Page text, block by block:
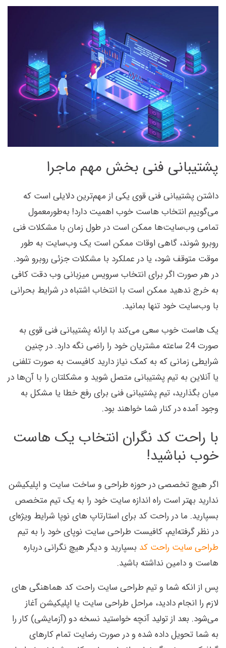
پشتیبانی فنی بخش مهم ماجرا
داشتن پشتیبانی فنی قوی یکی از مهم‌ترین دلایلی است که
می‌گوییم انتخاب هاست خوب اهمیت دارد! به‌طورمعمول
تمامی وب‌سایت‌ها ممکن است در طول زمان با مشکلات فنی
روبرو شوند، گاهی اوقات ممکن است یک وب‌سایت به طور
موقت متوقف شود، یا در عملکرد با مشکلات جزئی روبرو شود.
در هر صورت اگر برای انتخاب سرویس میزبانی وب دقت کافی
به خرج ندهید ممکن است با انتخاب اشتباه در شرایط بحرانی
با وب‌سایت خود تنها بمانید.
یک هاست خوب سعی می‌کند با ارائه پشتیبانی فنی قوی به
صورت 24 ساعته مشتریان خود را راضی نگه دارد. در چنین
شرایطی زمانی که به کمک نیاز دارید کافیست به صورت تلفنی
یا آنلاین به تیم پشتیبانی متصل شوید و مشکلتان را با آن‌ها در
میان بگذارید، تیم پشتیبانی فنی برای رفع خطا یا مشکل به
وجود آمده در کنار شما خواهند بود.
با راحت کد نگران انتخاب یک هاست
خوب نباشید!
اگر هیچ تخصصی در حوزه طراحی و ساخت سایت و اپلیکیشن
ندارید بهتر است راه اندازه سایت خود را به یک تیم متخصص
بسپارید. ما در راحت کد برای استارتاپ های نوپا شرایط ویژه‌ای
در نظر گرفته‌ایم، کافیست طراحی سایت نوپای خود را به تیم
طراحی سایت راحت کد بسپارید و دیگر هیچ نگرانی درباره
هاست و دامین نداشته باشید.
پس از انکه شما و تیم طراحی سایت راحت کد هماهنگی های
لازم را انجام دادید، مراحل طراحی سایت یا اپلیکیشن آغاز
می‌شود. بعد از تولید آنچه خواستید نسخه دو (آزمایشی) کار را
به شما تحویل داده شده و در صورت رضایت تمام کارهای